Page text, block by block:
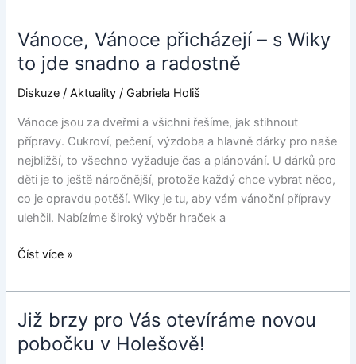
Vánoce, Vánoce přicházejí – s Wiky
to jde snadno a radostně
Diskuze /Aktuality / Gabriela Holiš
Vánoce jsou za dveřmi a všichni řešíme, jak stihnout
přípravy. Cukroví, pečení, výzdoba a hlavně dárky pro naše
nejbližší, to všechno vyžaduje čas a plánování. U dárků pro
děti je to ještě náročnější, protože každý chce vybrat něco,
co je opravdu potěší. Wiky je tu, aby vám vánoční přípravy
ulehčil. Nabízíme široký výběr hraček a
Vánoce,
Vánoce
přicházejí
–
to
jde
snadno
Číst více »
Již brzy pro Vás otevíráme novou
pobočku v Holešově!
Již
pro